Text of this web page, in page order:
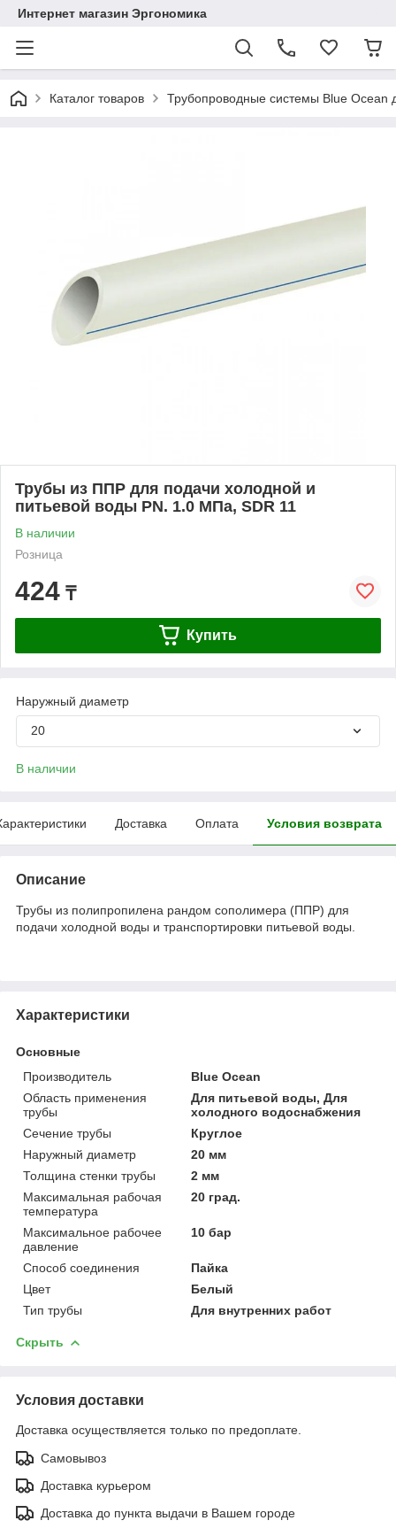
Интернет магазин Эргономика
Каталог товаров Трубопроводные системы Blue Ocean
Трубы из ППР для подачи холодной и
питьевой воды PN. 1.0 МПа, SDR 11
В наличии
Розница
424 ₸
Купить
Наружный диаметр
20
В наличии
Доставка Оплата Условия возврата
Описание
Трубы из полипропилена рандом сополимера (ППР) для
подачи холодной воды и транспортировки питьевой воды.
Характеристики
Основные
Производитель
Blue Ocean
Область применения
трубы
Для питьевой воды, Для
холодного водоснабжения
Сечение трубы
Круглое
Наружный диаметр
20 мм
Толщина стенки трубы
2 мм
Максимальная рабочая
температура
20 град.
Максимальное рабочее
давление
10 бар
Способ соединения
Пайка
Цвет
Белый
Тип трубы
Для внутренних работ
Скрыть
Условия доставки
Доставка осуществляется только по предоплате.
Самовывоз
Доставка курьером
Доставка до пункта выдачи в Вашем городе